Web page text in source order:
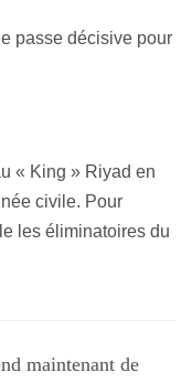
passe décisive pour
« King » Riyad en
civile. Pour
les éliminatoires du
maintenant de